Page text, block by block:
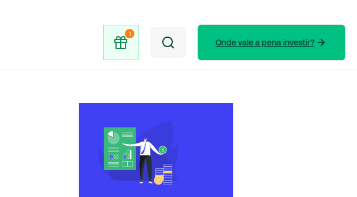
Onde vale a pena investir?